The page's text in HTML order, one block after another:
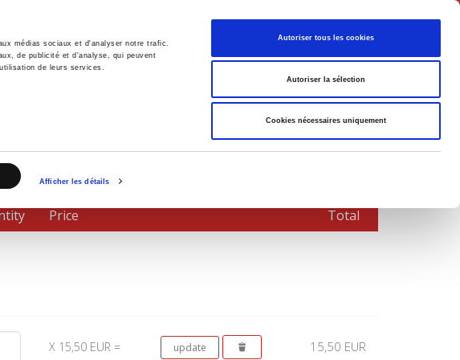
médias sociaux et d'analyser notre trafic.
de publicité et d'analyse, qui peuvent
de leurs services.
Afficher les détails
Autoriser tous les cookies
Autoriser la sélection
Cookies nécessaires uniquement
English
Politics
Price Total
X 15,50 EUR = 15,50 EUR